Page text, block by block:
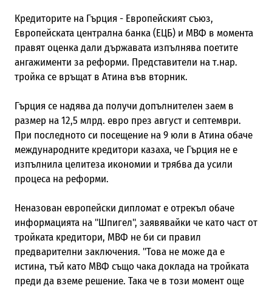
Кредиторите на Гърция - Европейският съюз,
Европейската централна банка (ЕЦБ) и МВФ в момента
правят оценка дали държавата изпълнява поетите
ангажименти за реформи. Представители на т.нар.
тройка се връщат в Атина във вторник.
Гърция се надява да получи допълнителен заем в
размер на 12,5 млрд. евро през август и септември.
При последното си посещение на 9 юли в Атина обаче
международните кредитори казаха, че Гърция не е
изпълнила целитеза икономии и трябва да усили
процеса на реформи.
Неназован европейски дипломат е отрекъл обаче
информацията на "Шпигел", заявявайки че като част от
тройката кредитори, МВФ не би си правил
предварителни заключения. "Това не може да е
истина, тъй като МВФ също чака доклада на тройката
преди да вземе решение. Така че в този момент още